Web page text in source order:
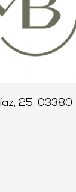
25, 03380